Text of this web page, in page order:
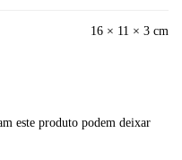
16 × 11 × 3 cm
este produto podem deixar